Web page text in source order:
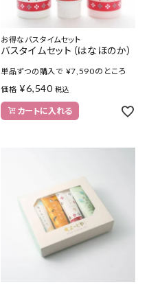
お得なバスタイムセット
バスタイムセット（はなほのか）
単品ずつの購入で ¥7,590のところ
価格 ¥6,540 税込
カートに入れる